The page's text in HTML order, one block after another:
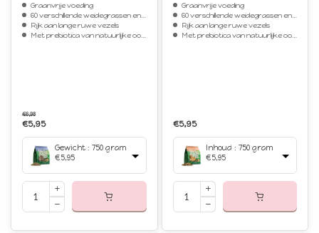
Graanvrije voeding
60 verschillende weidegrassen en kruiden
Rijk aan lange ruwe vezels
Met prebiotica van natuurlijke oorsprong
€6,98
€5,95
Gewicht : 750 gram
€5,95
Graanvrije voeding
60 verschillende weidegrassen en kruiden
Rijk aan lange ruwe vezels
Met prebiotica van natuurlijke oorsprong
€5,95
Inhoud : 750 gram
€5,95